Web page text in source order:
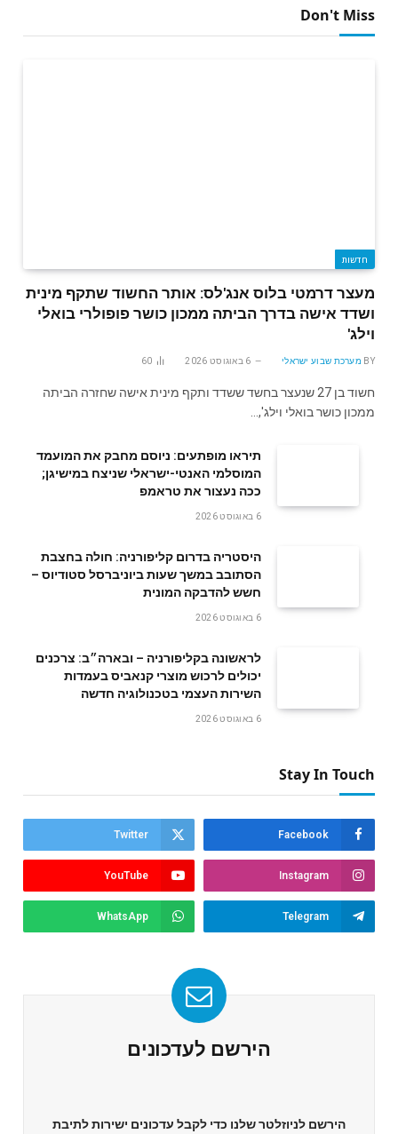
Don't Miss
חדשות
מעצר דרמטי בלוס אנג'לס: אותר החשוד שתקף מינית
ושדד אישה בדרך הביתה ממכון כושר פופולרי בואלי
וילג'
BY מערכת שבוע ישראלי 6 באוגוסט 2026 60
חשוד בן 27 שנעצר בחשד ששדד ותקף מינית אישה שחזרה הביתה
ממכון כושר בואלי וילג',…
תיראו מופתעים: ניוסם מחבק את המועמד
המוסלמי האנטי-ישראלי שניצח במישיגן;
ככה נעצור את טראמפ
6 באוגוסט 2026
היסטריה בדרום קליפורניה: חולה בחצבת
הסתובב במשך שעות ביוניברסל סטודיוס –
חשש להדבקה המונית
6 באוגוסט 2026
לראשונה בקליפורניה – ובארה״ב: צרכנים
יכולים לרכוש מוצרי קנאביס בעמדות
השירות העצמי בטכנולוגיה חדשה
6 באוגוסט 2026
Stay In Touch
Facebook
Twitter
Instagram
YouTube
Telegram
WhatsApp
הירשם לעדכונים
הירשם לניוזלטר שלנו כדי לקבל עדכונים ישירות לתיבת